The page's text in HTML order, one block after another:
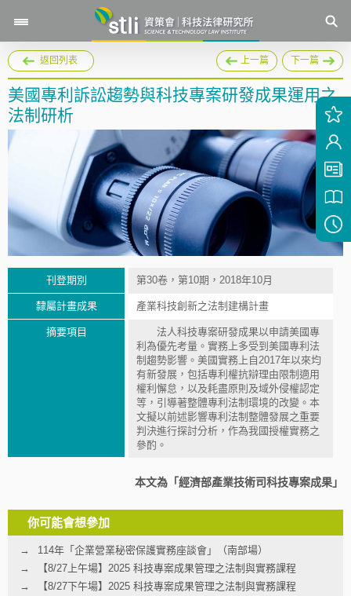
返回列表 上一篇 下一篇
美國專利訴訟趨勢與科技專案研發成果運用之
法制研析
刊登期別 第30卷，第10期，2018年10月
隸屬計畫成果 產業科技創新之法制建構計畫
摘要項目
法人科技專案研發成果以申請美國專
利為優先考量。實務上多受到美國專利法
制趨勢影響。美國實務上自2017年以來均
有新發展，包括專利權抗辯理由限制適用
權利懈怠，以及耗盡原則及域外侵權認定
等，引導著整體專利法制環境的改變。本
文擬以前述影響專利法制整體發展之重要
判決進行探討分析，作為我國授權實務之
參酌。
本文為「經濟部產業技術司科技專案成果」
你可能會想參加
114年「企業營業秘密保護實務座談會」（南部場）
【8/27上午場】2025 科技專案成果管理之法制與實務課程
【8/27下午場】2025 科技專案成果管理之法制與實務課程